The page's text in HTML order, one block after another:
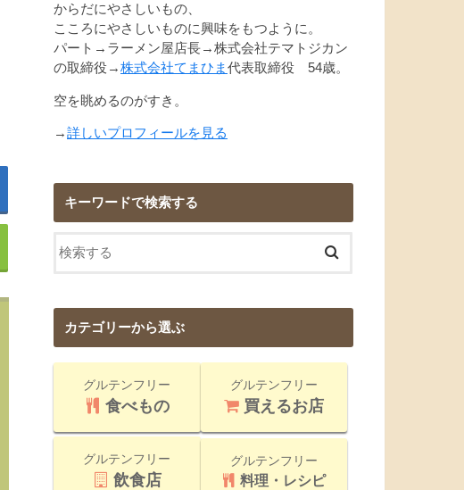
からだにやさしいもの、
こころにやさしいものに興味をもつように。
パート→ラーメン屋店長→株式会社テマトジカン
の取締役→株式会社てまひま代表取締役 54歳。
空を眺めるのがすき。
→詳しいプロフィールを見る
キーワードで検索する
カテゴリーから選ぶ
グルテンフリー
食べもの
グルテンフリー
買えるお店
グルテンフリー
飲食店
グルテンフリー
料理・レシピ